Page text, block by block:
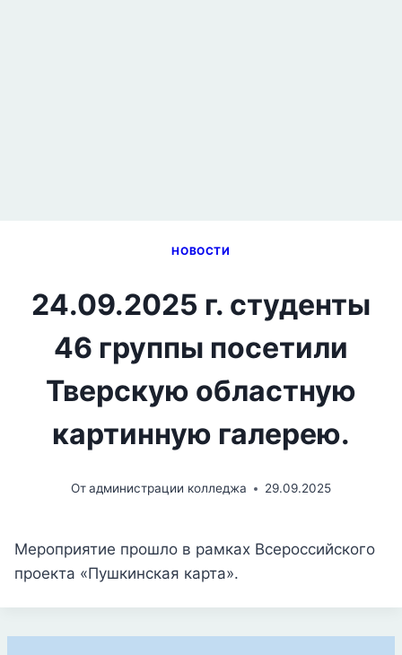
НОВОСТИ
24.09.2025 г. студенты
46 группы посетили
Тверскую областную
картинную галерею.
Отадминистрации колледжа 29.09.2025
Мероприятие прошло в рамках Всероссийского
проекта «Пушкинская карта».